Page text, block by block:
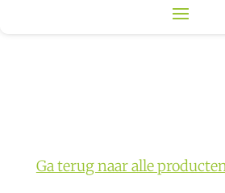
Ga terug naar alle